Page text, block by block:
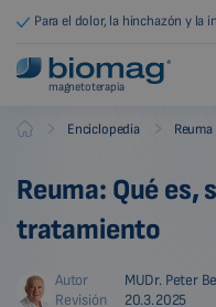
Para el dolor, la hinchazón y la
magnetoterapia
Biomag Enciclopedia Reuma
Reuma: Qué es,
tratamiento
Autor
MUDr. Peter
Revisión
20.3.2025